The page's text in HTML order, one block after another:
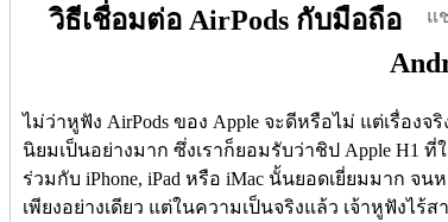
แ
วิธีเชื่อมต่อ AirPods กับมือถือ
ไม่ว่าหูฟัง AirPods ของ Apple จะดีหรือไม่ แต่เรื่อง
นิยมเป็นอย่างมาก ซึ่งเราก็ยอมรับว่าชิป Apple H1
ร่วมกับ iPhone, iPad หรือ iMac นั้นยอดเยี่ยมมาก จ
เพียงอย่างเดียว แต่ในความเป็นจริงแล้ว เจ้าหูฟังไ